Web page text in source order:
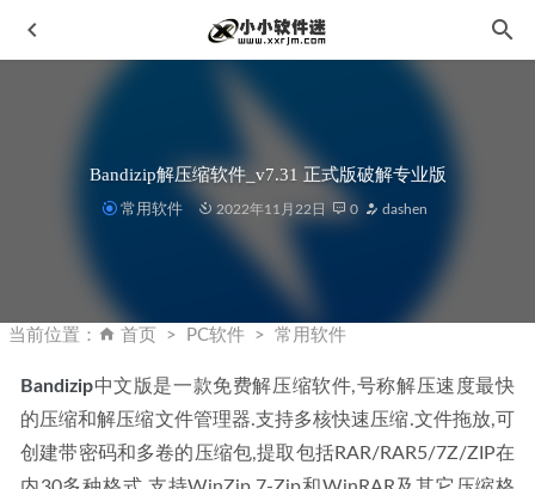
Bandizip解压缩软件_v7.31 正式版破解专业版
常用软件 2022年11月22日 0 dashen
当前位置： 首页 PC软件 常用软件
Bandizip中文版是一款免费解压缩软件,号称解压速度最快
的压缩和解压缩文件管理器.支持多核快速压缩.文件拖放,可
创建带密码和多卷的压缩包,提取包括RAR/RAR5/7Z/ZIP在
Remote Desktop Manager 2019.1.17 远程连接软件-破解版
2020-03-13
After Effects CC2018官方简体中文版下载地址和安装教程
2019-10-22
傲软录屏 ApowerREC v1.8.5.1 中文破解版 2026-01-22